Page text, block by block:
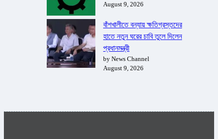
August 9, 2026
বাঁশখালীতে বন্যায় ক্ষতিগ্রস্তদের
হাতে নতুন ঘরের চাবি তুলে দিলেন
প্রধানমন্ত্রী
by News Channel
August 9, 2026